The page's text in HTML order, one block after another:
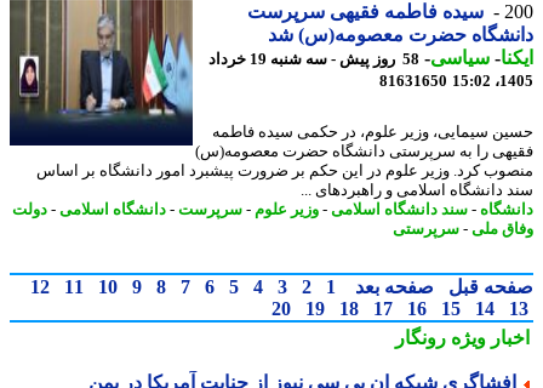
سیده فاطمه فقیهی سرپرست
حضرت معصومه(س) شد
-سیاسی-
58 روز پیش - سه شنبه 19 خرداد
81631650
سیمایی، وزیر علوم، در حکمی سیده فاطمه
را به سرپرستی دانشگاه حضرت معصومه(س)
کرد. وزیر علوم در این حکم بر ضرورت پیشبرد امور دانشگاه بر اساس
دانشگاه اسلامی و راهبردهای ...
-سند دانشگاه اسلامی-وزیر علوم-سرپرست -دانشگاه اسلامی-دولت
ملی -سرپرستی
قبل صفحه بعد 1
2
3
4
5
6
7
8
9
10
11
12
14
15
16
17
18
19
20
ویژهرونگار
شبکه ان بی سی نیوز از جنایت آمریکا در یمن